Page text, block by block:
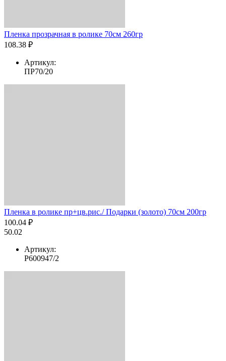
Пленка прозрачная в ролике 70см 260гр
108.38 ₽
Артикул:
ПР70/20
Пленка в ролике пр+цв.рис./ Подарки (золото) 70см 200гр
100.04 ₽
50.02
Артикул:
Р600947/2